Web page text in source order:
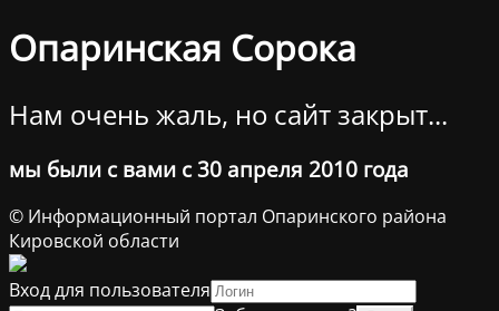
Опаринская Сорока
Нам очень жаль, но сайт закрыт...
мы были с вами с 30 апреля 2010 года
© Информационный портал Опаринского района
Кировской области
Вход для пользователя